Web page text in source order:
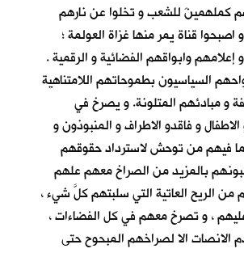
كملهمينَ للشعب و تخلوا عن نارهم
قناة يمر منها غزاة العولمة ؛
وابواقهم الفضائية و الرقمية .
السياسيون بطموحاتهم اللامتناهية
و مبادئهم المتلونة. و يصرخ في
الاطفال و فاقدو الاطراف و المنبوذون و
فيهم من توحش لاسترداد حقوقهم
بالمزيد من الصراخ معهم علهم
الريح العاتية التي سلبتهم كلَّ شيء ،
، و تصرخ معهم في كل الفضاءات ،
الا لصراخهم المبحوح حتى